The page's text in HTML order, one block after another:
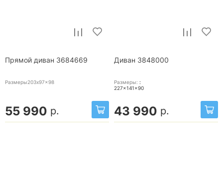
Прямой диван 3684669
Размеры203x97x98
55 990 р.
Диван 3848000
Размеры: :
227x141x90
43 990 р.